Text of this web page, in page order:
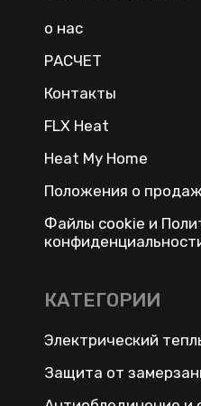
о нас
РАСЧЕТ
Контакты
FLX Heat
Heat My Home
Положения о
Файлы cookie и
КАТЕГОРИИ
Электрический
Защита от